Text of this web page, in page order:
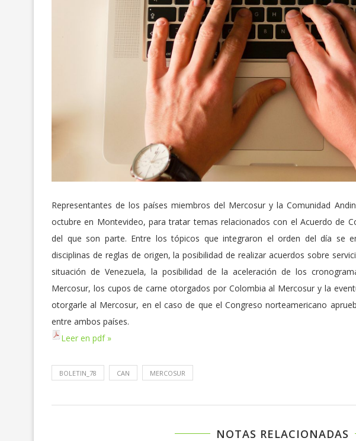
Representantes de los países miembros del Mercosur y la Comunidad
octubre en Montevideo, para tratar temas relacionados con el Acuerdo de
del que son parte. Entre los tópicos que integraron el orden del día se
disciplinas de reglas de origen, la posibilidad de realizar acuerdos sobre
situación de Venezuela, la posibilidad de la aceleración de los
Mercosur, los cupos de carne otorgados por Colombia al Mercosur y la
otorgarle al Mercosur, en el caso de que el Congreso norteamericano
entre ambos países.
Leer en pdf »
BOLETIN_78 CAN MERCOSUR
NOTAS RELACIONADAS